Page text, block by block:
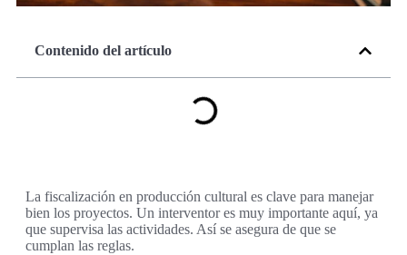
Contenido del artículo
La fiscalización en producción cultural es clave para manejar
bien los proyectos. Un interventor es muy importante aquí, ya
que supervisa las actividades. Así se asegura de que se
cumplan las reglas.